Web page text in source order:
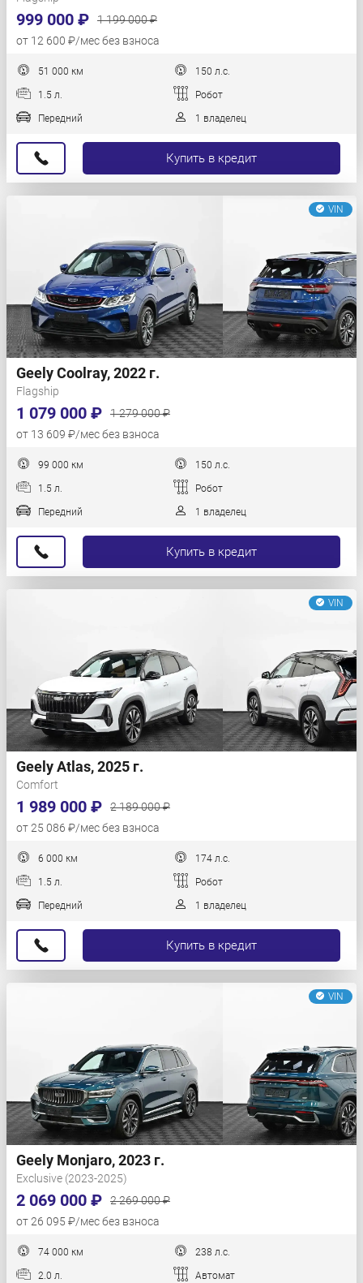
999 000 ₽
1 199 000 ₽
от 12 600 ₽/мес без взноса
51 000 км 150 л.с.
1.5 л. Робот
Передний 1 владелец
Купить в кредит
VIN
Geely Coolray, 2022 г.
Flagship
1 079 000 ₽
1 279 000 ₽
от 13 609 ₽/мес без взноса
99 000 км 150 л.с.
1.5 л. Робот
Передний 1 владелец
Купить в кредит
VIN
Geely Atlas, 2025 г.
Comfort
1 989 000 ₽
2 189 000 ₽
от 25 086 ₽/мес без взноса
6 000 км 174 л.с.
1.5 л. Робот
Передний 1 владелец
Купить в кредит
VIN
Geely Monjaro, 2023 г.
Exclusive (2023-2025)
2 069 000 ₽
2 269 000 ₽
от 26 095 ₽/мес без взноса
74 000 км 238 л.с.
2.0 л. Автомат